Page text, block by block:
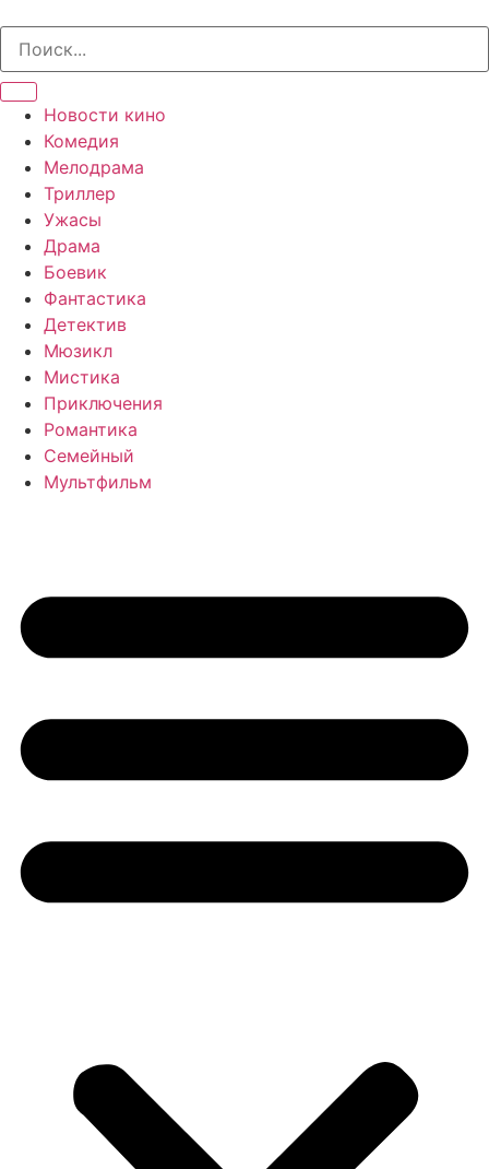
содержимому
Новости кино
Комедия
Мелодрама
Триллер
Ужасы
Драма
Боевик
Фантастика
Детектив
Мюзикл
Мистика
Приключения
Романтика
Семейный
Мультфильм